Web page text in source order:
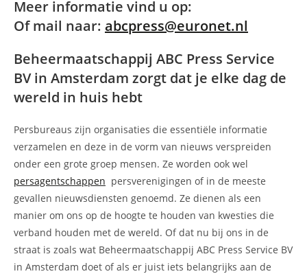
Meer informatie vind u op:
Of mail naar: abcpress@euronet.nl
Beheermaatschappij ABC Press Service
BV in Amsterdam zorgt dat je elke dag de
wereld in huis hebt
Persbureaus zijn organisaties die essentiële informatie
verzamelen en deze in de vorm van nieuws verspreiden
onder een grote groep mensen. Ze worden ook wel
persagentschappen persverenigingen of in de meeste
gevallen nieuwsdiensten genoemd. Ze dienen als een
manier om ons op de hoogte te houden van kwesties die
verband houden met de wereld. Of dat nu bij ons in de
straat is zoals wat Beheermaatschappij ABC Press Service BV
in Amsterdam doet of als er juist iets belangrijks aan de